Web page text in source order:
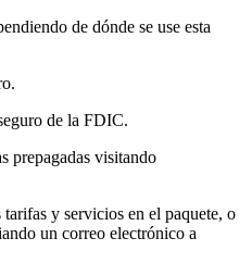
de dónde se use esta
de la FDIC.
prepagadas visitando
y servicios en el paquete, o
un correo electrónico a